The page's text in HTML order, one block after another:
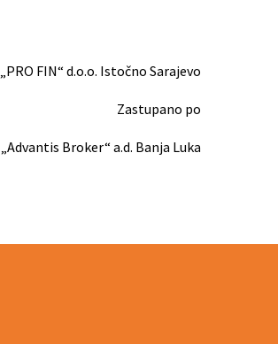
FIN“ d.o.o. Istočno Sarajevo
Zastupano po
„Advantis Broker“ a.d. Banja Luka